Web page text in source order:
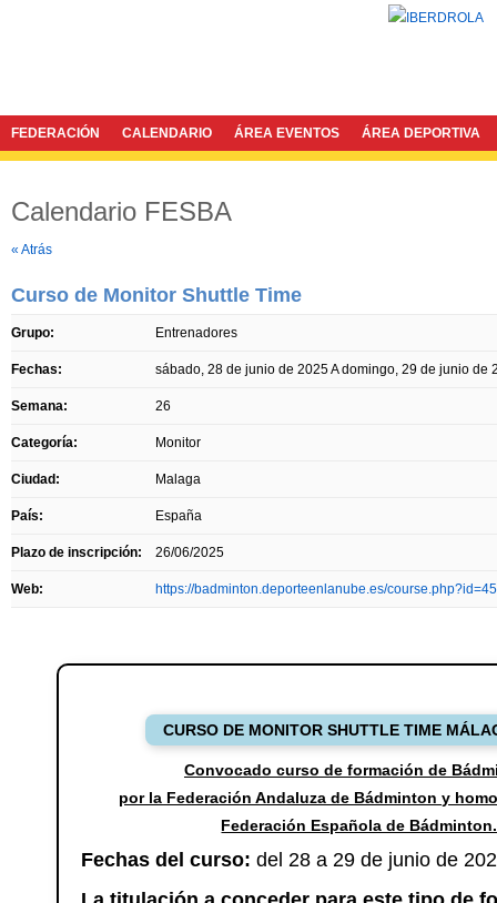
FEDERACIÓN CALENDARIO ÁREA EVENTOS ÁREA DEPORTIVA
Calendario FESBA
« Atrás
Curso de Monitor Shuttle Time
Grupo: Entrenadores
Fechas: sábado, 28 de junio de 2025Adomingo, 29 de junio de
Semana: 26
Categoría: Monitor
Ciudad: Malaga
País: España
Plazo de inscripción: 26/06/2025
Web: https://badminton.deporteenlanube.es/
CURSO DE MONITOR SHUTTLE TIME
Convocado curso de formación de
por la Federación Andaluza de Bádminton y
Federación Española de Bádminton.
Fechas del curso: del 28 a 29 de junio de